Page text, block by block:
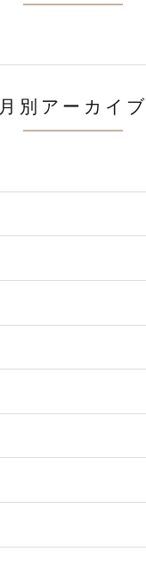
月別アーカイブ